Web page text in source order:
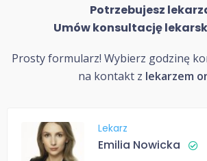
Potrzebujesz
Umów konsultację
Prosty formularz! Wybierz godzinę
na kontakt z lekarzem
Lekarz
Emilia Nowicka